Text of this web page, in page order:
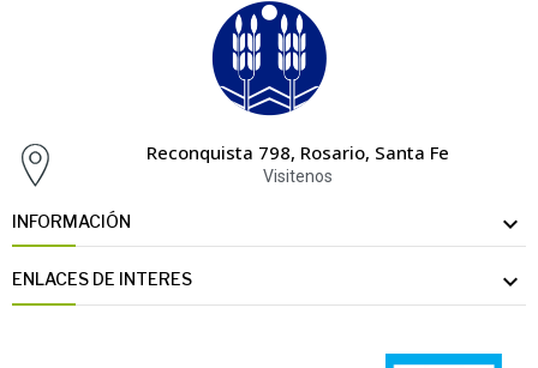
Reconquista 798, Rosario, Santa Fe
Visitenos
INFORMACIÓN 
ENLACES DE INTERES 